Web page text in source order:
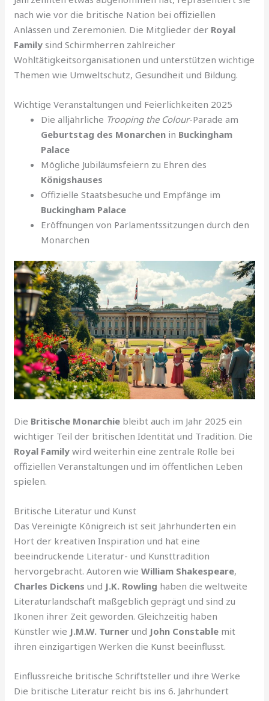
nach wie vor die britische Nation bei offiziellen
Anlässen und Zeremonien. Die Mitglieder der Royal
Family sind Schirmherren zahlreicher
Wohltätigkeitsorganisationen und unterstützen wichtige
Themen wie Umweltschutz, Gesundheit und Bildung.
Wichtige Veranstaltungen und Feierlichkeiten 2025
Die alljährliche Trooping the Colour-Parade am
Geburtstag des Monarchen in Buckingham
Palace
Mögliche Jubiläumsfeiern zu Ehren des
Königshauses
Offizielle Staatsbesuche und Empfänge im
Buckingham Palace
Eröffnungen von Parlamentssitzungen durch den
Monarchen
Die Britische Monarchie bleibt auch im Jahr 2025 ein
wichtiger Teil der britischen Identität und Tradition. Die
Royal Family wird weiterhin eine zentrale Rolle bei
offiziellen Veranstaltungen und im öffentlichen Leben
spielen.
Britische Literatur und Kunst
Das Vereinigte Königreich ist seit Jahrhunderten ein
Hort der kreativen Inspiration und hat eine
beeindruckende Literatur- und Kunsttradition
hervorgebracht. Autoren wieWilliam Shakespeare,
Charles Dickens und J.K. Rowling haben die weltweite
Literaturlandschaft maßgeblich geprägt und sind zu
Ikonen ihrer Zeit geworden. Gleichzeitig haben
Künstler wie J.M.W. Turner und John Constable mit
ihren einzigartigen Werken die Kunst beeinflusst.
Einflussreiche britische Schriftsteller und ihre Werke
Die britische Literatur reicht bis ins 6. Jahrhundert